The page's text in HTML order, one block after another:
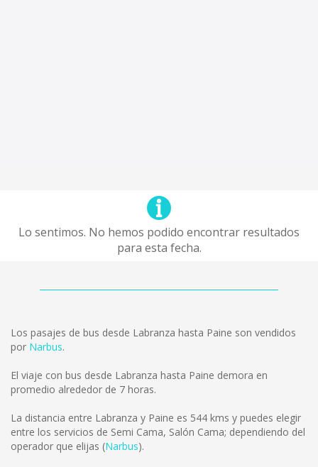
Lo sentimos. No hemos podido encontrar resultados
para esta fecha.
Los pasajes de bus desde Labranza hasta Paine son vendidos
por Narbus.
El viaje con bus desde Labranza hasta Paine demora en
promedio alrededor de 7 horas.
La distancia entre Labranza y Paine es 544 kms y puedes elegir
entre los servicios de Semi Cama, Salón Cama; dependiendo del
operador que elijas (Narbus).